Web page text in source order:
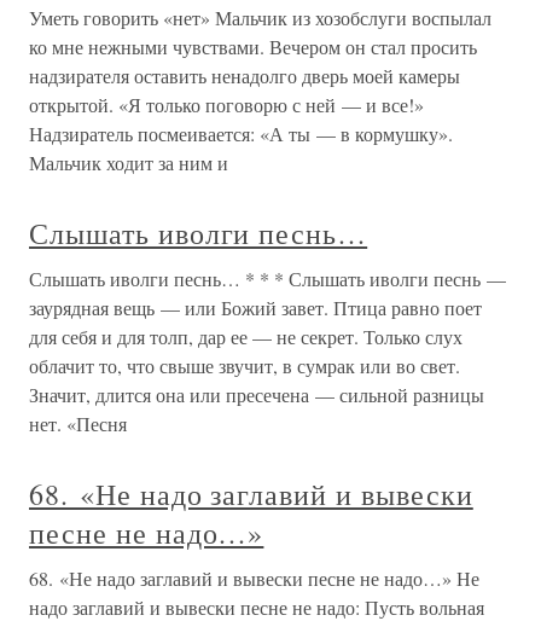
Уметь говорить «нет» Мальчик из хозобслуги воспылал
ко мне нежными чувствами. Вечером он стал просить
надзирателя оставить ненадолго дверь моей камеры
открытой. «Я только поговорю с ней — и все!»
Надзиратель посмеивается: «А ты — в кормушку».
Мальчик ходит за ним и
Слышать иволги песнь…
Слышать иволги песнь… * * * Слышать иволги песнь —
заурядная вещь — или Божий завет. Птица равно поет
для себя и для толп, дар ее — не секрет. Только слух
облачит то, что свыше звучит, в сумрак или во свет.
Значит, длится она или пресечена — сильной разницы
нет. «Песня
68. «Не надо заглавий и вывески
песне не надо…»
68. «Не надо заглавий и вывески песне не надо…» Не
надо заглавий и вывески песне не надо: Пусть вольная